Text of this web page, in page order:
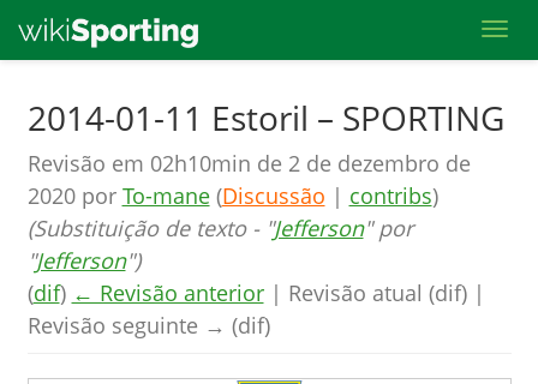
main
content
2014-01-11 Estoril – SPORTING
Revisão em 02h10min de 2 de dezembro de
2020 por To-mane (Discussão | contribs)
(Substituição de texto - "Jefferson" por
"Jefferson")
(dif) ← Revisão anterior| Revisão atual (dif) |
Revisão seguinte → (dif)